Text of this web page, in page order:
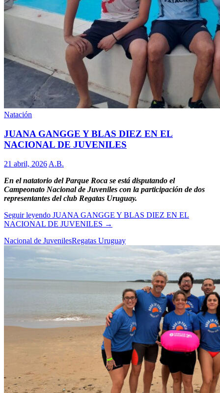
Natación
JUANA GANGGE Y BLAS DIEZ EN EL
NACIONAL DE JUVENILES
21 abril, 2026 A.B.
En el natatorio del Parque Roca se está disputando el
Campeonato Nacional de Juveniles con la participación de dos
representantes del club Regatas Uruguay.
Seguir leyendo JUANA GANGGE Y BLAS DIEZ EN EL
NACIONAL DE JUVENILES →
Nacional de JuvenilesRegatas Uruguay